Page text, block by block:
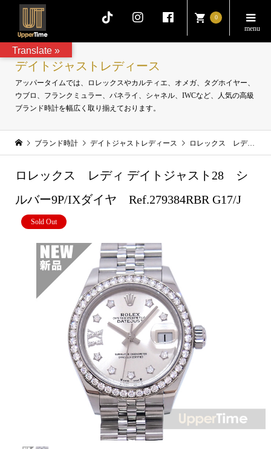
0
デイトジャストレディース
アッパータイムでは、ロレックスやカルティエ、オメガ、タグホイヤー、
ウブロ、フランクミュラー、パネライ、シャネル、IWCなど、人気の高級
ブランド時計を幅広く取り揃えております。
ブランド時計 デイトジャストレディース ロレックス レディ デイトジャスト28 シルバー9P/IXダイヤ Ref.279384RBR G17/J
ロレックス レディ デイトジャスト28 シ
ルバー9P/IXダイヤ Ref.279384RBR G17/J
Sold Out
Translate »